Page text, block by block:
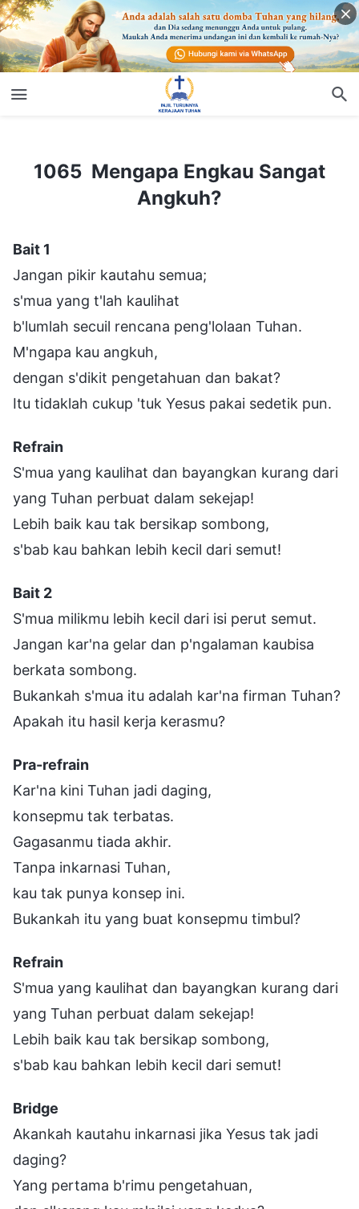
1065 Mengapa Engkau Sangat Angkuh?
1065 Mengapa Engkau Sangat
Angkuh?
Bait 1
Jangan pikir kautahu semua;
s'mua yang t'lah kaulihat
b'lumlah secuil rencana peng'lolaan Tuhan.
M'ngapa kau angkuh,
dengan s'dikit pengetahuan dan bakat?
Itu tidaklah cukup 'tuk Yesus pakai sedetik pun.
Refrain
S'mua yang kaulihat dan bayangkan kurang dari
yang Tuhan perbuat dalam sekejap!
Lebih baik kau tak bersikap sombong,
s'bab kau bahkan lebih kecil dari semut!
Bait 2
S'mua milikmu lebih kecil dari isi perut semut.
Jangan kar'na gelar dan p'ngalaman kaubisa
berkata sombong.
Bukankah s'mua itu adalah kar'na firman Tuhan?
Apakah itu hasil kerja kerasmu?
Pra-refrain
Kar'na kini Tuhan jadi daging,
konsepmu tak terbatas.
Gagasanmu tiada akhir.
Tanpa inkarnasi Tuhan,
kau tak punya konsep ini.
Bukankah itu yang buat konsepmu timbul?
Refrain
S'mua yang kaulihat dan bayangkan kurang dari
yang Tuhan perbuat dalam sekejap!
Lebih baik kau tak bersikap sombong,
s'bab kau bahkan lebih kecil dari semut!
Bridge
Akankah kautahu inkarnasi jika Yesus tak jadi
daging?
Yang pertama b'rimu pengetahuan,